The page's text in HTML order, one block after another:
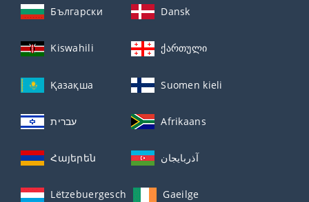
Български Dansk
Kiswahili ქართული
Қазақша Suomen kieli
עברית Afrikaans
Հայերեն آذربايجان
Lëtzebuergesch Gaeilge